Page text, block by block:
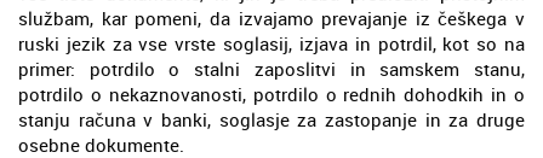
službam, kar pomeni, da izvajamo prevajanje iz češkega v
ruski jezik za vse vrste soglasij, izjava in potrdil, kot so na
primer: potrdilo o stalni zaposlitvi in samskem stanu,
potrdilo o nekaznovanosti, potrdilo o rednih dohodkih in o
stanju računa v banki, soglasje za zastopanje in za druge
osebne dokumente.